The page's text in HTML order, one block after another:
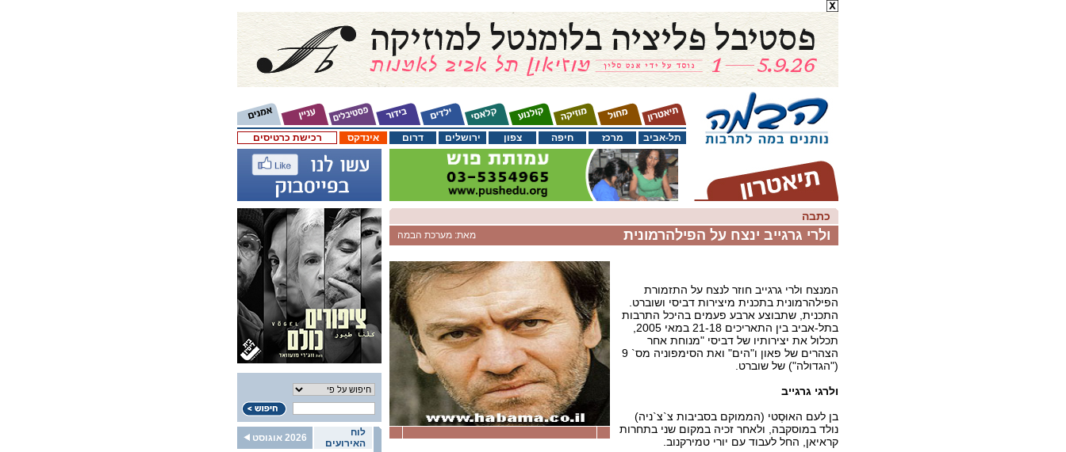
רכישת כרטיסים אינדקס דרום ירושלים צפון חיפה מרכז תל-אביב
לוח
האירועים
2026 אוגוסט
כתבה
מאת: מערכת הבמה ולרי גרגייב ינצח על הפילהרמונית
המנצח ולרי גרגייב חוזר לנצח על התזמורת
הפילהרמונית בתכנית מיצירות דביסי ושוברט.
התכנית, שתבוצע ארבע פעמים בהיכל התרבות
תכלול את יצירותיו של דביסי "מנוחת אחר
הצהרים של פאון ו"הים" ואת הסימפוניה מס` 9
("הגדולה") של שוברט.
ולרגי גרגייב
בן לעם האוּסֶטי (הממוקם בסביבות צ`צ`ניה)
נולד במוסקבה, ולאחר זכיה במקום שני בתחרות
קראיאן, החל לעבוד עם יורי טמירקנוב.